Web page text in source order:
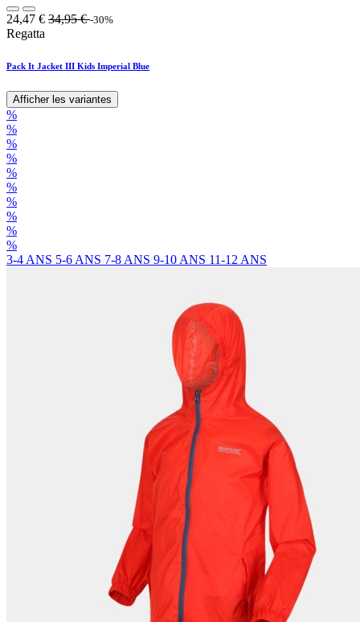
24,47 € 34,95€ -30%
Regatta
Pack It Jacket III Kids Imperial Blue
Afficher les variantes
%
%
%
%
%
%
%
%
%
%
3-4 ANS 5-6 ANS 7-8 ANS 9-10 ANS 11-12 ANS